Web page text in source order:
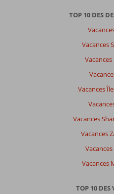
TOP 10 DES
Vacances
Vacances
Vacances
Vacances
Vacances
TOP 10 DES